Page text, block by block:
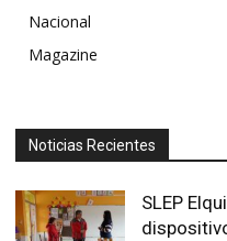
Nacional
Magazine
Noticias Recientes
SLEP